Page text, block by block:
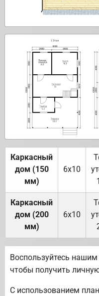
Каркасный
дом (150
мм)
6х10
Каркасный
дом (200
мм)
6х10
Воспользуйтесь
чтобы получить
С использованием